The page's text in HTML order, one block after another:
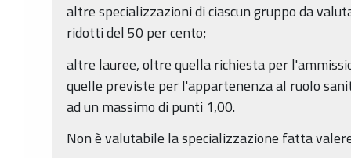
altre specializzazioni di ciascun gruppo da
ridotti del 50 per cento;
altre lauree, oltre quella richiesta per
quelle previste per l'appartenenza al ruolo
ad un massimo di punti 1,00.
Non è valutabile la specializzazione fatta